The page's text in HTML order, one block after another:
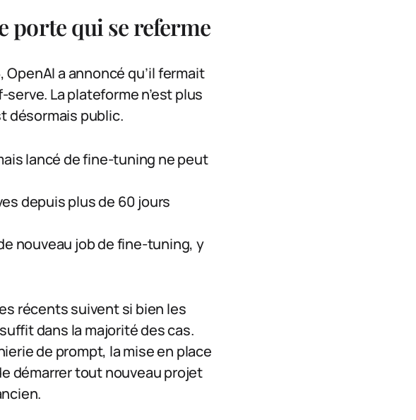
porte qui se referme
a annoncé qu’il fermait
La plateforme n’est plus
désormais public.
lancé de fine-tuning ne peut
depuis plus de 60 jours
nouveau job de fine-tuning, y
récents suivent si bien les
dans la majorité des cas.
de prompt, la mise en place
démarrer tout nouveau projet